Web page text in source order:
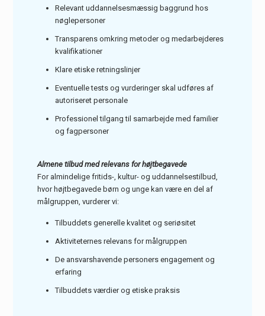
Relevant uddannelsesmæssig baggrund hos
nøglepersoner
Transparens omkring metoder og medarbejderes
kvalifikationer
Klare etiske retningslinjer
Eventuelle tests og vurderinger skal udføres af
autoriseret personale
Professionel tilgang til samarbejde med familier
og fagpersoner
Almene tilbud med relevans for højtbegavede
For almindelige fritids-, kultur- og uddannelsestilbud,
hvor højtbegavede børn og unge kan være en del af
målgruppen, vurderer vi:
Tilbuddets generelle kvalitet og seriøsitet
Aktiviteternes relevans for målgruppen
De ansvarshavende personers engagement og
erfaring
Tilbuddets værdier og etiske praksis